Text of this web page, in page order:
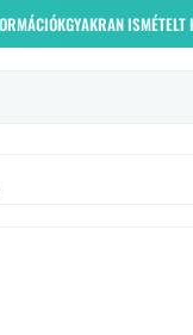
GYAKRAN ISMÉTELT